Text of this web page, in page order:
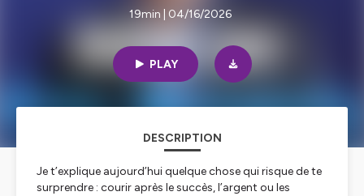
19min | 04/16/2026
PLAY
DESCRIPTION
Je t’explique aujourd’hui quelque chose qui risque de te
surprendre : courir après le succès, l’argent ou les